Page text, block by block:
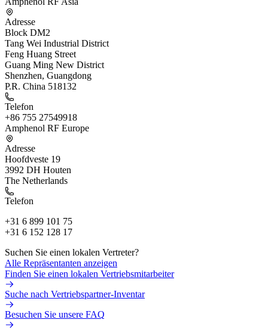
Adresse
Block DM2
Tang Wei Industrial District
Feng Huang Street
Guang Ming New District
Shenzhen, Guangdong
P.R. China 518132
Telefon
+86 755 27549918
Amphenol RF Europe
Adresse
Hoofdveste 19
3992 DH Houten
The Netherlands
Telefon
+31 6 899 101 75
+31 6 152 128 17
Suchen Sie einen lokalen Vertreter?
Alle Repräsentanten anzeigen
Finden Sie einen lokalen Vertriebsmitarbeiter
Suche nach Vertriebspartner-Inventar
Besuchen Sie unsere FAQ